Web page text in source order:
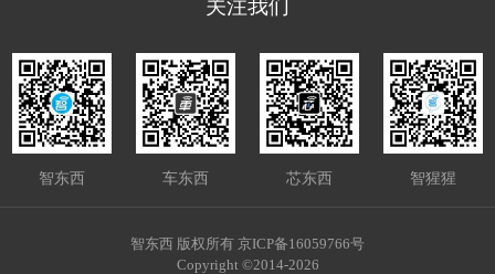
关注我们
智东西 车东西 芯东西 智猩猩
智东西 版权所有 京ICP备16059766号
Copyright ©2014-2026